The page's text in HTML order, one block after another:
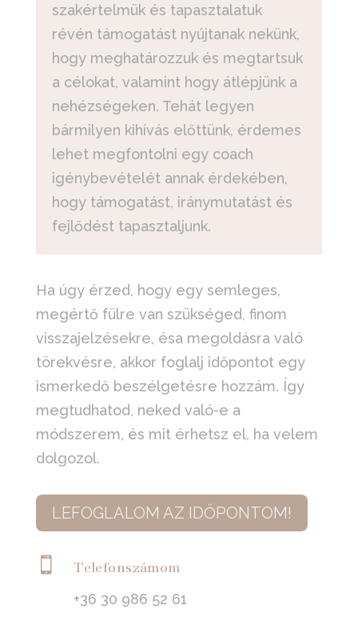
szakértelmük és tapasztalatuk
révén támogatást nyújtanak nekünk,
hogy meghatározzuk és megtartsuk
a célokat, valamint hogy átlépjünk a
nehézségeken. Tehát legyen
bármilyen kihívás előttünk, érdemes
lehet megfontolni egy coach
igénybevételét annak érdekében,
hogy támogatást, iránymutatást és
fejlődést tapasztaljunk.
Ha úgy érzed, hogy egy semleges,
megértő fülre van szükséged, finom
visszajelzésekre, ésa megoldásra való
törekvésre, akkor foglalj időpontot egy
ismerkedő beszélgetésre hozzám. Így
megtudhatod, neked való-e a
módszerem, és mit érhetsz el, ha velem
dolgozol.
LEFOGLALOM AZ IDŐPONTOM!
 Telefonszámom
+36 30 986 52 61